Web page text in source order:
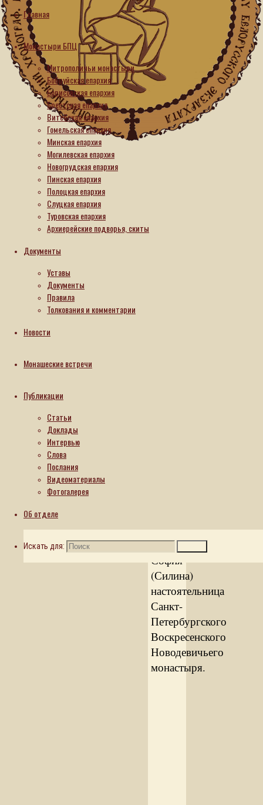
Главная
Монастыри БПЦ
Митрополичьи монастыри
Бобруйская епархия
Борисовская епархия
Брестская епархия
Витебская епархия
Гомельская епархия
Минская епархия
Могилевская епархия
Новогрудская епархия
Пинская епархия
Полоцкая епархия
Слуцкая епархия
Туровская епархия
Архиерейские подворья, скиты
Документы
Уставы
Документы
Правила
Толкования и комментарии
Новости
Монашеские встречи
Публикации
Статьи
Доклады
Интервью
Слова
Послания
Видеоматериалы
Фотогалерея
Об отделе
Искать для:
София
(Силина):
Как
быть
с
близкими
участие
игумения
София
(Силина)
настоятельница
Санкт-
Петербургского
Воскресенского
Новодевичьего
монастыря.